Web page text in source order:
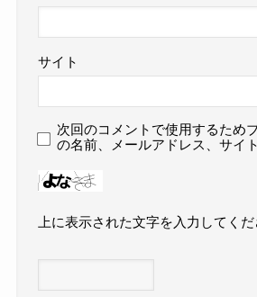
サイト
次回のコメントで使用するため
の名前、メールアドレス、サイ
上に表示された文字を入力してくだ